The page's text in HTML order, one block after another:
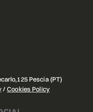
Pescia (PT)
/Cookies Policy